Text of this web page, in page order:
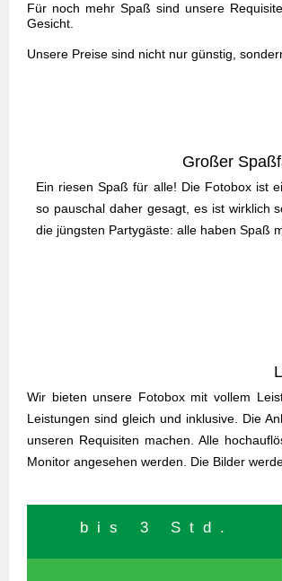
Für noch mehr Spaß sind unsere
Gesicht.
Unsere Preise sind nicht nur günstig,
Großer
Ein riesen Spaß für alle! Die Fotobox ist
so pauschal daher gesagt, es ist wirklich
die jüngsten Partygäste: alle haben Spaß
Wir bieten unsere Fotobox mit vollem
Leistungen sind gleich und inklusive. Die
unseren Requisiten machen. Alle
Monitor angesehen werden. Die Bilder
bis 3 Std.